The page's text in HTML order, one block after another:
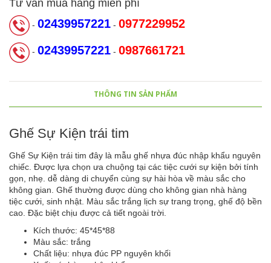
Tư vấn mua hàng miễn phí
- 02439957221 - 0977229952
- 02439957221 - 0987661721
THÔNG TIN SẢN PHẨM
Ghế Sự Kiện trái tim
Ghế Sự Kiện trái tim đây là mẫu ghế nhựa đúc nhập khẩu nguyên
chiếc. Được lựa chọn ưa chuộng tại các tiệc cưới sự kiện bởi tính
gọn, nhẹ. dễ dàng di chuyển cùng sự hài hòa về màu sắc cho
không gian. Ghế thường được dùng cho không gian nhà hàng
tiệc cưới, sinh nhật. Màu sắc trắng lịch sự trang trọng, ghế độ bền
cao. Đặc biệt chịu được cả tiết ngoài trời.
Kích thước: 45*45*88
Màu sắc: trắng
Chất liệu: nhựa đúc PP nguyên khối